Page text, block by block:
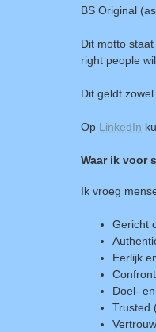
BS Original
Dit motto
right people
Dit geldt
Op LinkedIn
Waar ik voor
Ik vroeg
Gericht
Eerlijk
Doel-
Trusted